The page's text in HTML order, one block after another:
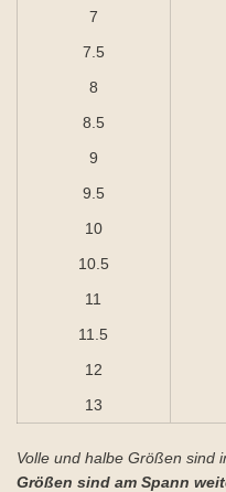
7
7.5
8
8.5
9
9.5
10
10.5
11
11.5
12
13
Volle und halbe Größen sind
Größen sind am Spann